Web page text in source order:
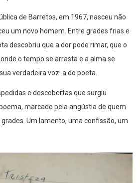
de Barretos, em 1967, nasceu não
um novo homem. Entre grades frias e
descobriu que a dor pode rimar, que o
o tempo se arrasta e a alma se
verdadeira voz: a do poeta.
e descobertas que surgiu
marcado pela angústia de quem
Um lamento, uma confissão, um